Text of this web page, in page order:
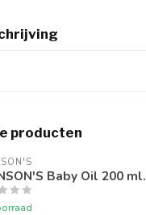
producten
Baby Oil 200 ml.